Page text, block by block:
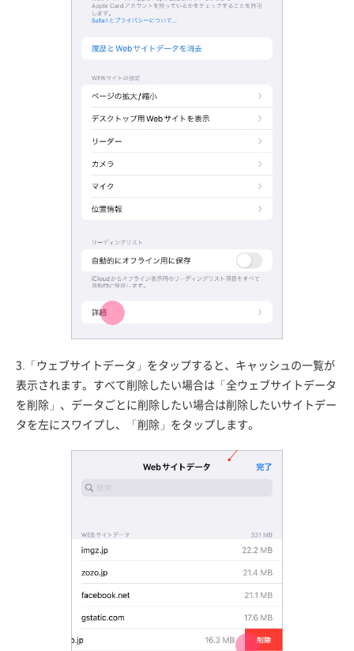
3.「ウェブサイトデータ」をタップすると、キャッシュの一覧が
表示されます。すべて削除したい場合は「全ウェブサイトデータ
を削除」、データごとに削除したい場合は削除したいサイトデー
タを左にスワイプし、「削除」をタップします。